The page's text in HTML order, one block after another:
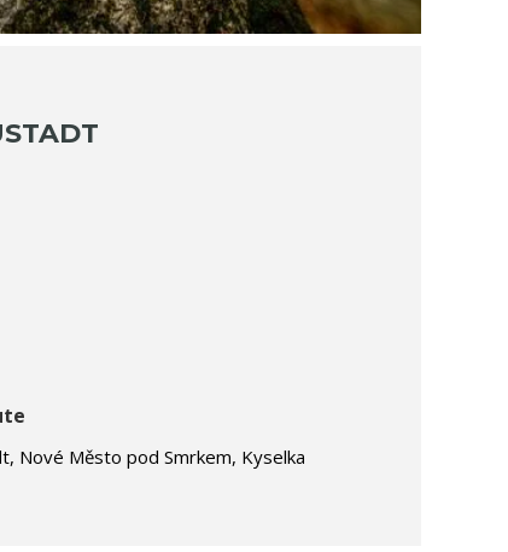
Nové Město pod Smrkem, Kyselka